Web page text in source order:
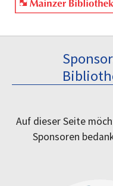
Auf dieser Seite
Sponsoren